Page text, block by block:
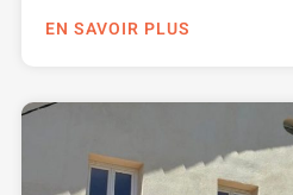
EN SAVOIR PLUS